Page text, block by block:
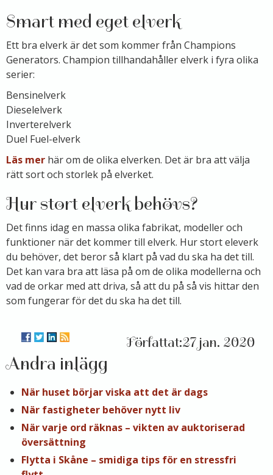
Smart med eget elverk
Ett bra elverk är det som kommer från Champions
Generators. Champion tillhandahåller elverk i fyra olika
serier:
Bensinelverk
Dieselelverk
Inverterelverk
Duel Fuel-elverk
Läs mer här om de olika elverken. Det är bra att välja
rätt sort och storlek på elverket.
Hur stort elverk behövs?
Det finns idag en massa olika fabrikat, modeller och
funktioner när det kommer till elverk. Hur stort eleverk
du behöver, det beror så klart på vad du ska ha det till.
Det kan vara bra att läsa på om de olika modellerna och
vad de orkar med att driva, så att du på så vis hittar den
som fungerar för det du ska ha det till.
27 jan. 2020
Andra inlägg
När huset börjar viska att det är dags
När fastigheter behöver nytt liv
När varje ord räknas – vikten av auktoriserad
översättning
Flytta i Skåne – smidiga tips för en stressfri